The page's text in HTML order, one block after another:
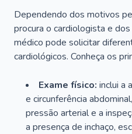
Dependendo dos motivos
procura o cardiologista e
médico pode solicitar
cardiológicos. Conheça os
Exame físico: inclui a
e circunferência
pressão arterial e a
a presença de inchaço,